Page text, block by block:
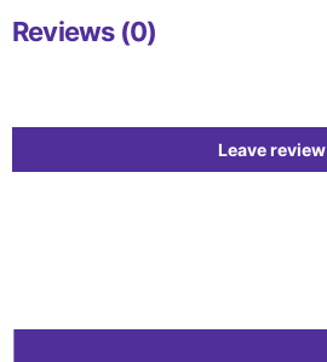
Reviews (0)
Leave review